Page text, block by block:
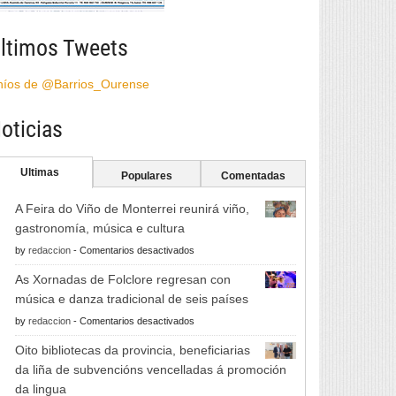
Tweets
de @Barrios_Ourense
Ultimas Populares Comentadas
A Feira do Viño de Monterrei reunirá viño,
gastronomía, música e cultura
by redaccion - Comentarios desactivados
A
de
Monterrei
As Xornadas de Folclore regresan con
música e danza tradicional de seis países
by redaccion - Comentarios desactivados
As
Oito bibliotecas da provincia, beneficiarias
da liña de subvencións vencelladas á promoción
da lingua